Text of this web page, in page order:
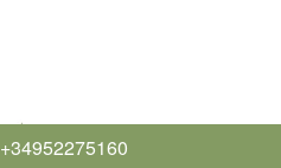
+34952275160